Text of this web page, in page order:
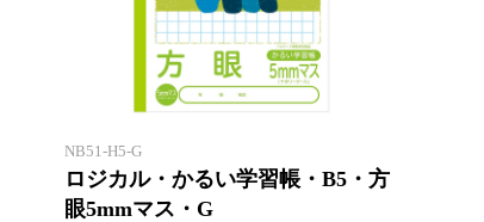
「エアー用紙」を使用したロジカ
NB51-H5-G
ロジカル・かるい学習帳・B5・方
眼5mmマス・G